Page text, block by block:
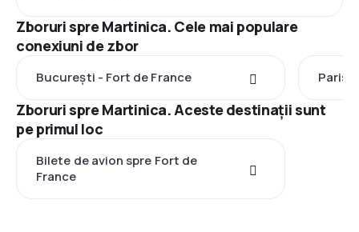
Zboruri spre Martinica. Cele mai populare
conexiuni de zbor
București - Fort de France Paris
Zboruri spre Martinica. Aceste destinații sunt
pe primul loc
Bilete de avion spre Fort de
France